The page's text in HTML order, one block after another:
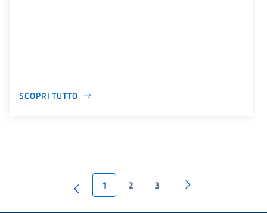
SCOPRI TUTTO
1 2 3